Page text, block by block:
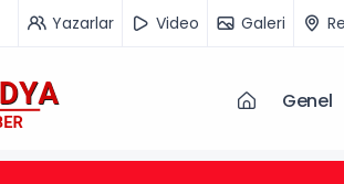
Yazarlar Video Galeri
Genel